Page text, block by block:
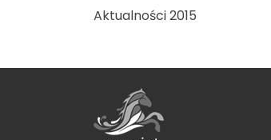
Aktualności 2015